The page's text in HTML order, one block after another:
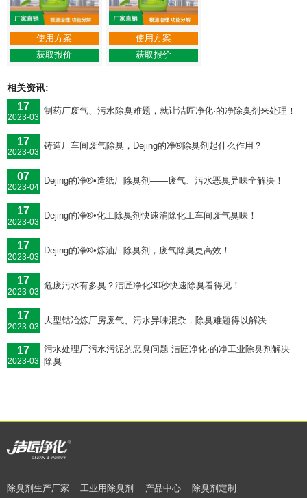
使用方案
获取报价
使用方案
获取报价
相关资讯:
17
2023-03
制药厂废气、污水除臭难题，就让洁匠净化·的净除臭剂来处理！
17
2023-03
铸造厂车间废气除臭，Dejing的净®除臭剂起什么作用？
07
2023-04
Dejing的净®•造纸厂除臭剂——废气、污水恶臭异味全解决！
17
2023-03
Dejing的净®•化工除臭剂快速消除化工车间废气臭味！
17
2023-03
Dejing的净®•炼油厂除臭剂，废气除臭更高效！
17
2023-03
危废污水有多臭？洁匠净化30秒快速除臭看得见！
17
2023-03
大型钴冶炼厂房废气、污水异味混杂，除臭难题得以解决
17
2023-03
污水处理厂污水污泥的恶臭问题 洁匠净化·的净工业除臭剂解决
除臭
除臭剂生产厂家 工业用除臭剂 产品中心 除臭剂定制